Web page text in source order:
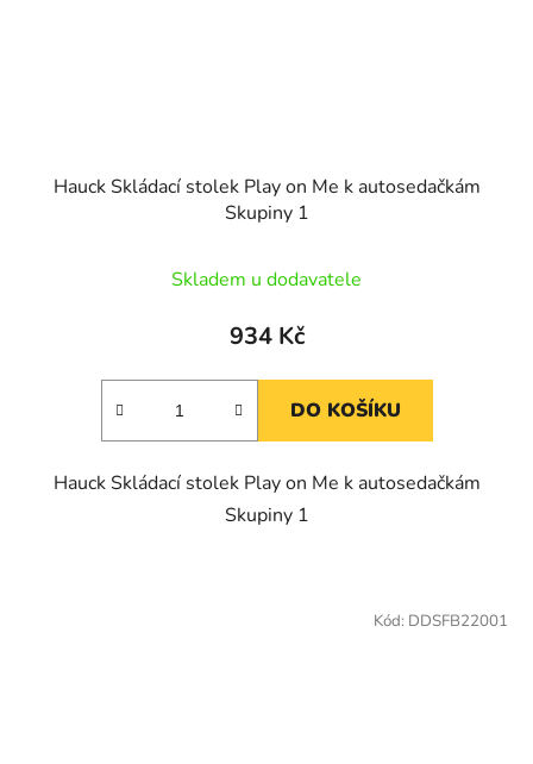
Hauck Skládací stolek Play on Me k autosedačkám
Skupiny 1
Skladem u dodavatele
934 Kč
DO KOŠÍKU
Hauck Skládací stolek Play on Me k autosedačkám
Skupiny 1
Kód: DDSFB22001